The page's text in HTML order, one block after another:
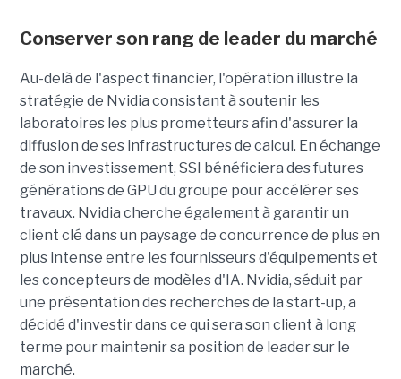
Conserver son rang de leader du marché
Au-delà de l'aspect financier, l'opération illustre la
stratégie de Nvidia consistant à soutenir les
laboratoires les plus prometteurs afin d'assurer la
diffusion de ses infrastructures de calcul. En échange
de son investissement, SSI bénéficiera des futures
générations de GPU du groupe pour accélérer ses
travaux. Nvidia cherche également à garantir un
client clé dans un paysage de concurrence de plus en
plus intense entre les fournisseurs d'équipements et
les concepteurs de modèles d'IA. Nvidia, séduit par
une présentation des recherches de la start-up, a
décidé d'investir dans ce qui sera son client à long
terme pour maintenir sa position de leader sur le
marché.